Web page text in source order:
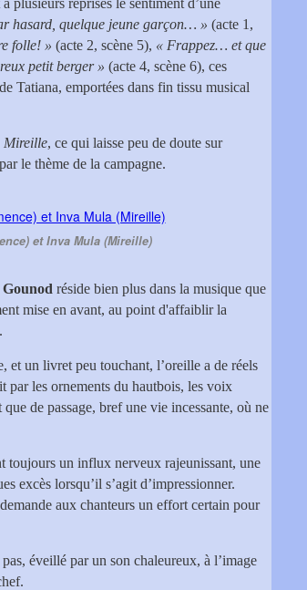
plusieurs reprises le sentiment d’une
hasard, quelque jeune garçon… » (acte 1,
folle! » (acte 2, scène 5), « Frappez… et que
petit berger » (acte 4, scène 6), ces
Tatiana, emportées dans fin tissu musical
Mireille, ce qui laisse peu de doute sur
le thème de la campagne.
et Inva Mula (Mireille)
réside bien plus dans la musique que
mise en avant, au point d'affaiblir la
et un livret peu touchant, l’oreille a de réels
par les ornements du hautbois, les voix
de passage, bref une vie incessante, où ne
toujours un influx nerveux rajeunissant, une
excès lorsqu’il s’agit d’impressionner.
aux chanteurs un effort certain pour
éveillé par un son chaleureux, à l’image